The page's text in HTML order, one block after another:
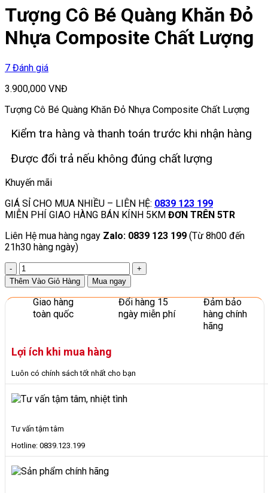
Tượng Cô Bé Quàng Khăn Đỏ
Nhựa Composite Chất Lượng
7 Đánh giá
3.900,000 VNĐ
Tượng Cô Bé Quàng Khăn Đỏ Nhựa Composite Chất Lượng
Kiểm tra hàng và thanh toán trước khi nhận hàng
Được đổi trả nếu không đúng chất lượng
Khuyến mãi
GIÁ SỈ CHO MUA NHIỀU – LIÊN HỆ: 0839 123 199
MIỄN PHÍ GIAO HÀNG BÁN KÍNH 5KM ĐƠN TRÊN 5TR
Liên Hệ mua hàng ngay Zalo: 0839 123 199 (Từ 8h00 đến
21h30 hàng ngày)
Tượng
Cô
Bé
Quàng
Khăn
Composite
Chất
Lượng
số
lượng
Thêm Vào Giỏ Hàng Mua ngay
Giao hàng
toàn quốc
Đổi hàng 15
ngày miễn phí
Đảm bảo
hàng chính
hãng
Lợi ích khi mua hàng
Luôn có chính sách tốt nhất cho bạn
Tư vấn tậm tâm
Hotline: 0839.123.199